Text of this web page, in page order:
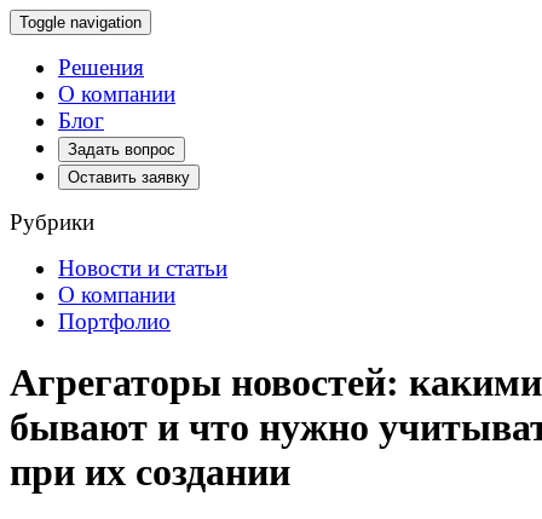
Toggle navigation
Решения
О компании
Блог
Задать вопрос
Оставить заявку
Рубрики
Новости и статьи
О компании
Портфолио
Агрегаторы новостей:
бывают и что нужно
при их создании